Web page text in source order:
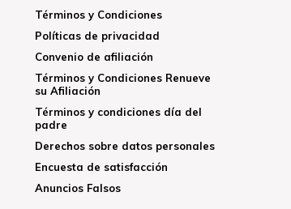
Términos y Condiciones
Políticas de privacidad
Convenio de afiliación
Términos y Condiciones Renueve
su Afiliación
Términos y condiciones día del
padre
Derechos sobre datos personales
Encuesta de satisfacción
Anuncios Falsos